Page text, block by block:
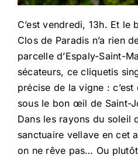
C’est vendredi, 13h. Et le
Clos de Paradis n’a rien
parcelle d’Espaly-Saint-
sécateurs, ce cliquetis
précise de la vigne :
sous le bon œil de Saint-
Dans les rayons du soleil
sanctuaire vellave en cet
on ne rêve pas… Ou